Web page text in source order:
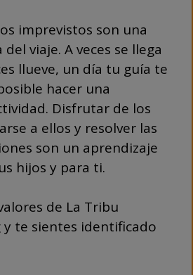
imprevistos son una
viaje. A veces se llega
llueve, un día tu guía te
hacer una
Disfrutar de los
a ellos y resolver las
son un aprendizaje
hijos y para ti.
de La Tribu
te sientes identificado